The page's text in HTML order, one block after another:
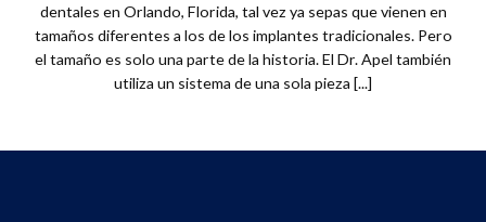
dentales en Orlando, Florida, tal vez ya sepas que vienen en
tamaños diferentes a los de los implantes tradicionales. Pero
el tamaño es solo una parte de la historia. El Dr. Apel también
utiliza un sistema de una sola pieza [...]